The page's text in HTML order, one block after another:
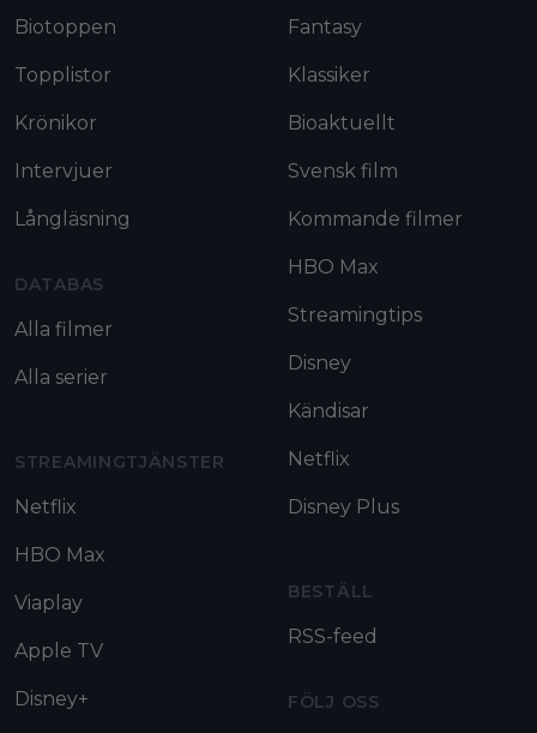
Biotoppen
Topplistor
Krönikor
Intervjuer
Långläsning
DATABAS
Alla filmer
Alla serier
STREAMINGTJÄNSTER
Netflix
HBO Max
Viaplay
Apple TV
Disney+
Fantasy
Klassiker
Bioaktuellt
Svensk film
Kommande filmer
HBO Max
Streamingtips
Disney
Kändisar
Netflix
Disney Plus
BESTÄLL
RSS-feed
FÖLJ OSS